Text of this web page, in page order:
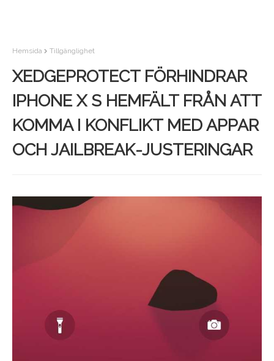
Hemsida Tillgänglighet
XEDGEPROTECT FÖRHINDRAR
IPHONE X S HEMFÄLT FRÅN ATT
KOMMA I KONFLIKT MED APPAR
OCH JAILBREAK-JUSTERINGAR